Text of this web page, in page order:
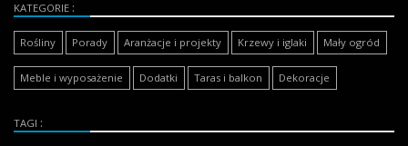
KATEGORIE
Rośliny Porady Aranżacje i projekty Krzewy i iglaki Mały ogród
Meble i wyposażenie Dodatki Taras i balkon Dekoracje
TAGI